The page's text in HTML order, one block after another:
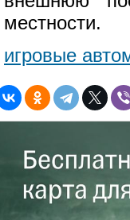
местности.
игровые